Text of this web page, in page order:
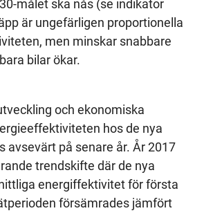
målet ska nås (se indikator
är ungefärligen proportionella
men minskar snabbare
bilar ökar.
och ekonomiska
hos de nya
avsevärt på senare år. År 2017
trendskifte där de nya
energiffektivitet för första
försämrades jämfört